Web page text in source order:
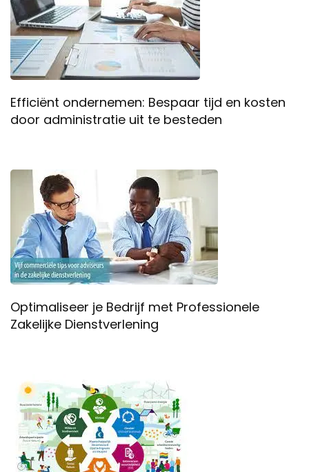
Efficiënt ondernemen: Bespaar tijd en kosten
door administratie uit te besteden
Optimaliseer je Bedrijf met Professionele
Zakelijke Dienstverlening